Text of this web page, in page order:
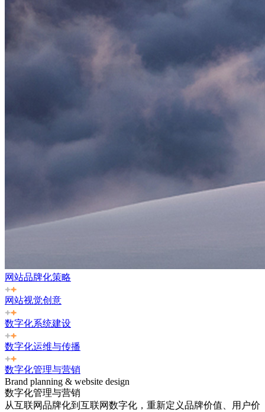
网站品牌化策略
网站视觉创意
数字化系统建设
数字化运维与传播
数字化管理与营销
Brand planning & website design
数字化管理与营销
从互联网品牌化到互联网数字化，重新定义品牌价值、用户价